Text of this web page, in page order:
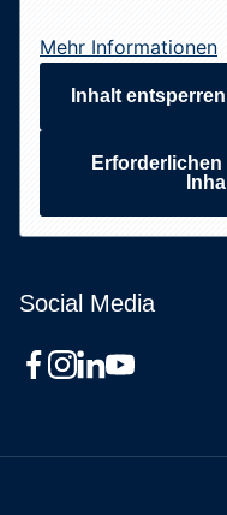
Mehr Informationen
Inhalt entsperren
Erforderlichen
Social Media